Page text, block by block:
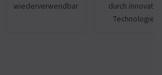
wiederverwendbar
durch
Technologien